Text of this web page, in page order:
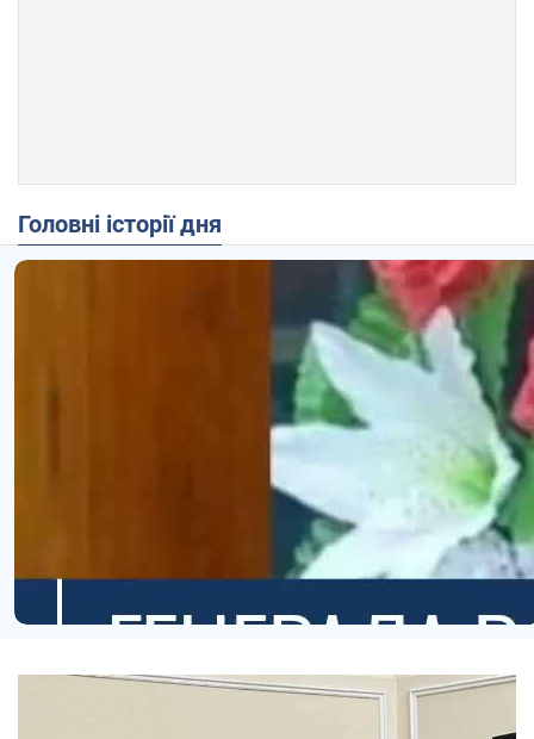
Головні історії дня